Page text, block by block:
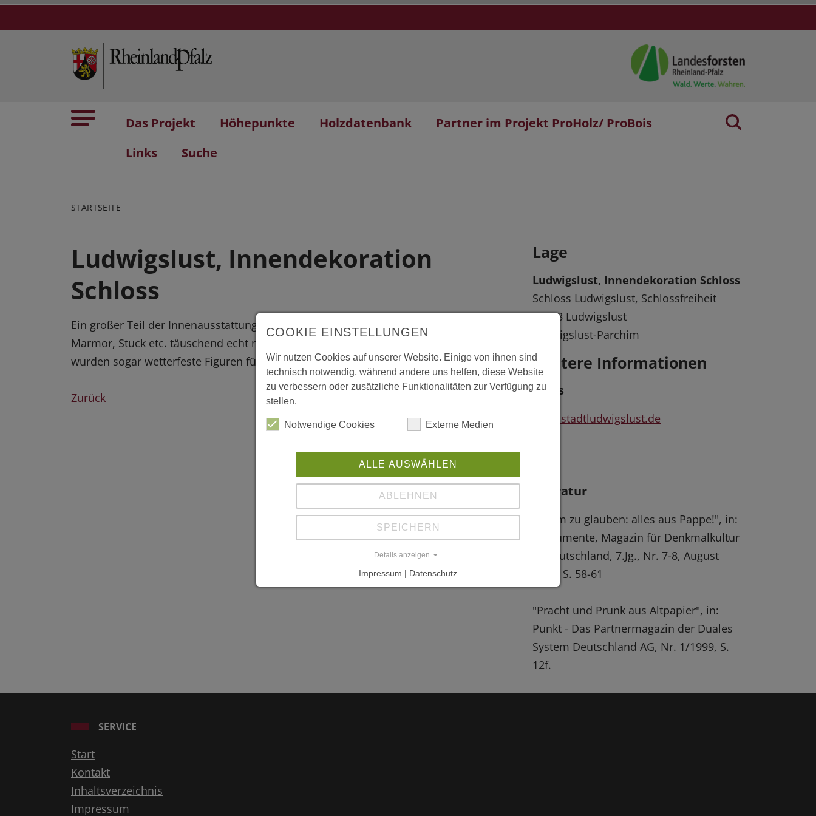
Das Projekt Höhepunkte Holzdatenbank
Partner im Projekt ProHolz/ ProBois
Links
Suche
STARTSEITE
Ludwigslust, Innendekoration
Schloss
Ein großer Teil der Innenausstattung des Schlosses besteht aus Pappmaché, das
Marmor, Stuck etc. täuschend echt nachahmt. In der Ludwigsluster Manufaktur
wurden sogar wetterfeste Figuren für den Außenbereich hergestellt.
Zurück
Lage
Ludwigslust, Innendekoration Schloss
Schloss Ludwigslust, Schlossfreiheit
19288 Ludwigslust
Ludwigslust-Parchim
Weitere Informationen
Links
www.stadtludwigslust.de
Literatur
"Kaum zu glauben: alles aus Pappe!", in:
Monumente, Magazin für Denkmalkultur
in Deutschland, 7.Jg., Nr. 7-8, August
1997, S. 58-61
"Pracht und Prunk aus Altpapier", in:
Punkt - Das Partnermagazin der Duales
System Deutschland AG, Nr. 1/1999, S.
12f.
SERVICE
Start
Kontakt
Inhaltsverzeichnis
Impressum
COOKIE EINSTELLUNGEN
Wir nutzen Cookies auf unserer Website. Einige von ihnen sind
technisch notwendig, während andere uns helfen, diese Website
zu verbessern oder zusätzliche Funktionalitäten zur Verfügung zu
stellen.
Notwendige Cookies Externe Medien
ALLE AUSWÄHLEN
ABLEHNEN
SPEICHERN
Details anzeigen
Impressum | Datenschutz